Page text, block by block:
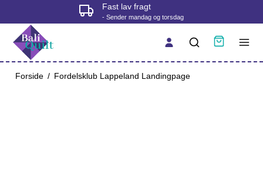
Fast lav fragt
- Sender mandag og torsdag
Forside / Fordelsklub Lappeland Landingpage